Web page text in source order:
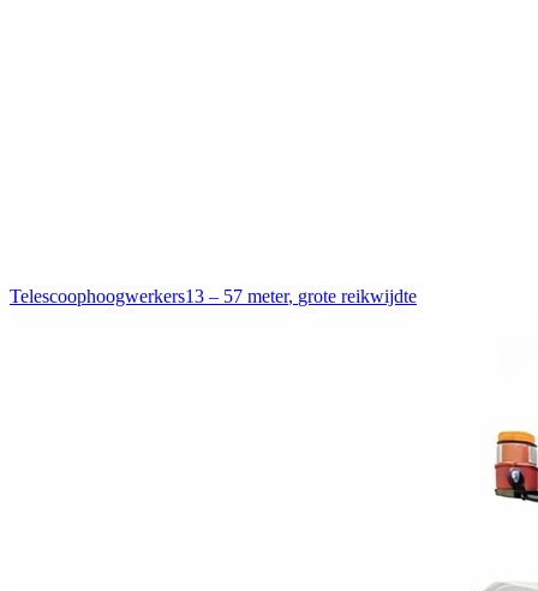
Telescoophoogwerkers13 – 57 meter, grote reikwijdte